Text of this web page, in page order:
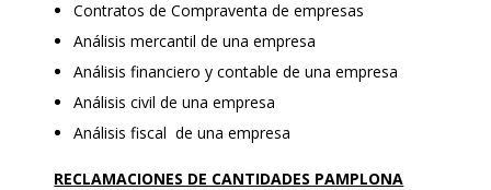
Contratos de Compraventa de empresas
Análisis mercantil de una empresa
Análisis financiero y contable de una empresa
Análisis civil de una empresa
Análisis fiscal de una empresa
RECLAMACIONES DE CANTIDADES PAMPLONA